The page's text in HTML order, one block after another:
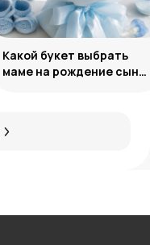
Какой букет выбрать
маме на рождение сына: